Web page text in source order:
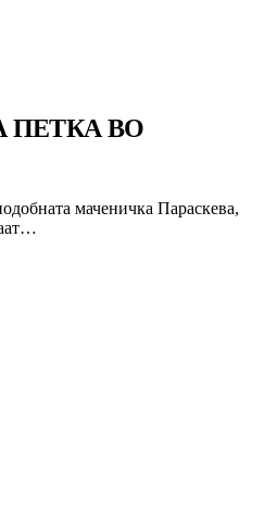
ПЕТКА ВО
маченичка Параскева,